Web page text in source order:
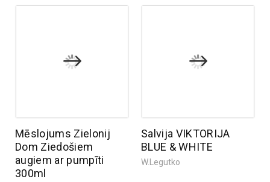
Mēslojums Zielonij
Dom Ziedošiem
augiem ar pumpīti
300ml
Salvija VIKTORIJA
BLUE & WHITE
W.Legutko